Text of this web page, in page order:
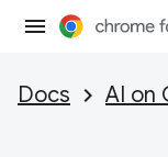
Docs AI on